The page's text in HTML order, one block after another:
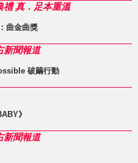
禮 真．足本重溫
曲金曲獎
新聞報道
破繭行動
》
新聞報道